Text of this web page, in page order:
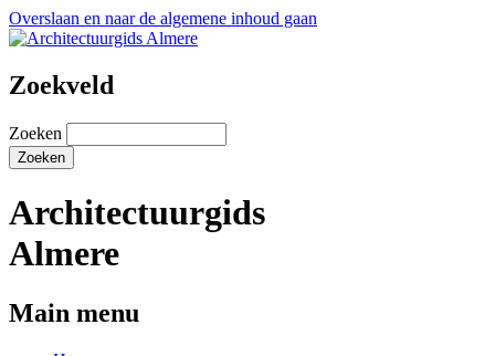
Overslaan en naar de algemene inhoud gaan
Zoekveld
Zoeken
Architectuurgids
Almere
Main menu